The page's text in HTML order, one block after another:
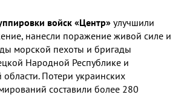
войск «Центр» улучшили
, нанесли поражение живой силе и
морской пехоты и бригады
Народной Республике и
. Потери украинских
составили более 280